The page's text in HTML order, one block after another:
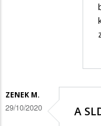
ZENEK M.
29/10/2020 A